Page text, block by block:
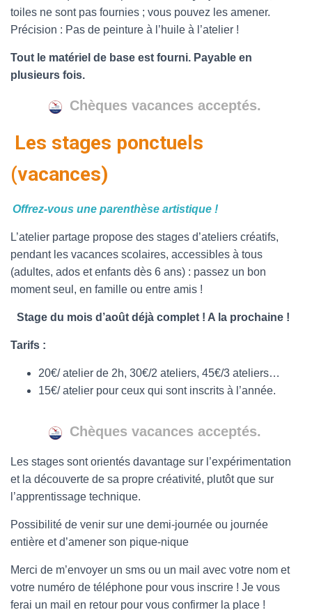
toiles ne sont pas fournies ; vous pouvez les amener.
Précision : Pas de peinture à l’huile à l’atelier !
Tout le matériel de base est fourni. Payable en
plusieurs fois.
Chèques vacances acceptés.
Les stages ponctuels
(vacances)
Offrez-vous une parenthèse artistique !
L’atelier partage propose des stages d’ateliers créatifs,
pendant les vacances scolaires, accessibles à tous
(adultes, ados et enfants dès 6 ans) : passez un bon
moment seul, en famille ou entre amis !
Stage du mois d’août déjà complet ! A la prochaine !
Tarifs :
20€/ atelier de 2h, 30€/2 ateliers, 45€/3 ateliers…
15€/ atelier pour ceux qui sont inscrits à l’année.
Chèques vacances acceptés.
Les stages sont orientés davantage sur l’expérimentation
et la découverte de sa propre créativité, plutôt que sur
l’apprentissage technique.
Possibilité de venir sur une demi-journée ou journée
entière et d’amener son pique-nique
Merci de m’envoyer un sms ou un mail avec votre nom et
votre numéro de téléphone pour vous inscrire ! Je vous
ferai un mail en retour pour vous confirmer la place !